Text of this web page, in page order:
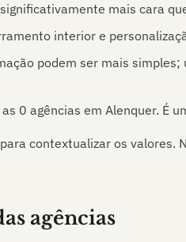
mais cara
interior e
podem ser mais
0 agências em Alenquer. É
para contextualizar os valores.
agências